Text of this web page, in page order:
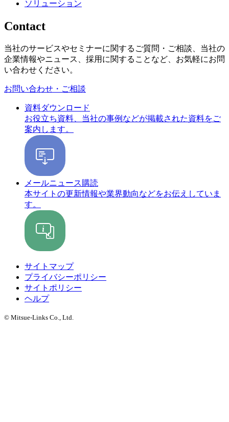
ソリューション
Contact
当社のサービスやセミナーに関するご質問・ご相談、当社の
企業情報やニュース、採用に関することなど、お気軽にお問
い合わせください。
お問い合わせ・ご相談
資料ダウンロード
お役立ち資料、当社の事例などが掲載された資料をご
案内します。
メールニュース購読
本サイトの更新情報や業界動向などをお伝えしていま
す。
サイトマップ
プライバシーポリシー
サイトポリシー
ヘルプ
© Mitsue-Links Co., Ltd.